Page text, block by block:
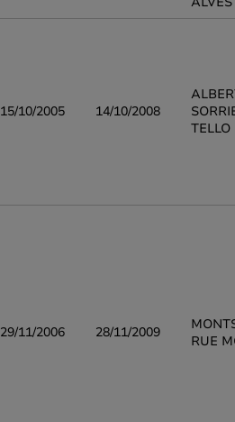
15/10/2005 14/10/2008
TELLO
29/11/2006 28/11/2009
RUE